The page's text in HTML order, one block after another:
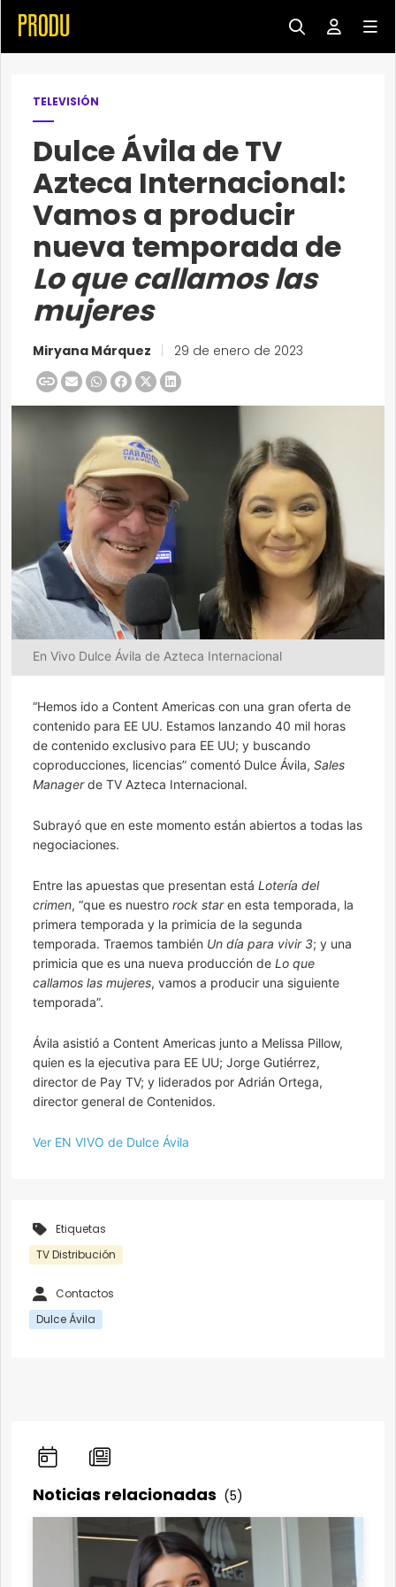
TELEVISIÓN
Dulce Ávila de TV
Azteca Internacional:
Vamos a producir
nueva temporada de
Lo que callamos las
mujeres
Miryana Márquez 29 de enero de 2023
En Vivo Dulce Ávila de Azteca Internacional
“Hemos ido a Content Americas con una gran oferta de
contenido para EE UU. Estamos lanzando 40 mil horas
de contenido exclusivo para EE UU; y buscando
coproducciones, licencias” comentó Dulce Ávila, Sales
Managerde TV Azteca Internacional.
Subrayó que en este momento están abiertos a todas las
negociaciones.
Entre las apuestas que presentan está Lotería del
crimen, “que es nuestro rock staren esta temporada, la
primera temporada y la primicia de la segunda
temporada. Traemos también Un día para vivir 3; y una
primicia que es una nueva producción de Lo que
callamos las mujeres, vamos a producir una siguiente
temporada”.
Ávila asistió a Content Americas junto a Melissa Pillow,
quien es la ejecutiva para EE UU; Jorge Gutiérrez,
director de Pay TV; y liderados por Adrián Ortega,
director general de Contenidos.
Ver EN VIVO de Dulce Ávila
Etiquetas
TV Distribución
Contactos
Dulce Ávila
Noticias relacionadas (5)